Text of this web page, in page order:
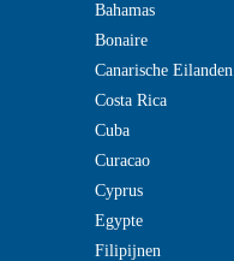
Bahamas
Bonaire
Canarische Eilanden
Costa Rica
Cuba
Curacao
Cyprus
Egypte
Filipijnen